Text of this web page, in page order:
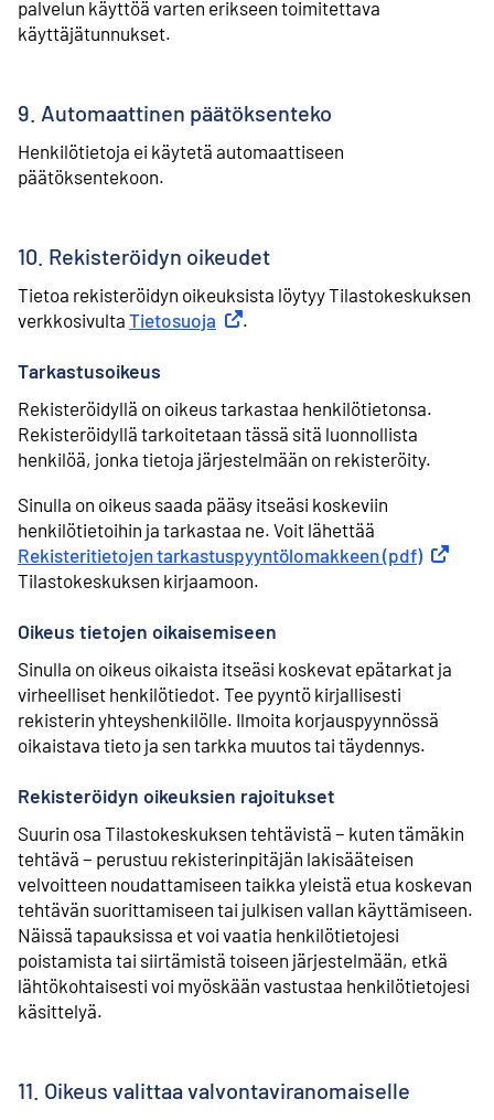
palvelun käyttöä varten erikseen toimitettava
käyttäjätunnukset.
9. Automaattinen päätöksenteko
Henkilötietoja ei käytetä automaattiseen
päätöksentekoon.
10. Rekisteröidyn oikeudet
Tietoa rekisteröidyn oikeuksista löytyy Tilastokeskuksen
verkkosivulta Tietosuoja Ulkoinen linkki
.
Tarkastusoikeus
Rekisteröidyllä on oikeus tarkastaa henkilötietonsa.
Rekisteröidyllä tarkoitetaan tässä sitä luonnollista
henkilöä, jonka tietoja järjestelmään on rekisteröity.
Sinulla on oikeus saada pääsy itseäsi koskeviin
henkilötietoihin ja tarkastaa ne. Voit lähettää
Rekisteritietojen tarkastuspyyntölomakkeen (pdf)
Tilastokeskuksen kirjaamoon.
Oikeus tietojen oikaisemiseen
Sinulla on oikeus oikaista itseäsi koskevat epätarkat ja
virheelliset henkilötiedot. Tee pyyntö kirjallisesti
rekisterin yhteyshenkilölle. Ilmoita korjauspyynnössä
oikaistava tieto ja sen tarkka muutos tai täydennys.
Rekisteröidyn oikeuksien rajoitukset
Suurin osa Tilastokeskuksen tehtävistä − kuten tämäkin
tehtävä − perustuu rekisterinpitäjän lakisääteisen
velvoitteen noudattamiseen taikka yleistä etua koskevan
tehtävän suorittamiseen tai julkisen vallan käyttämiseen.
Näissä tapauksissa et voi vaatia henkilötietojesi
poistamista tai siirtämistä toiseen järjestelmään, etkä
lähtökohtaisesti voi myöskään vastustaa henkilötietojesi
käsittelyä.
11. Oikeus valittaa valvontaviranomaiselle